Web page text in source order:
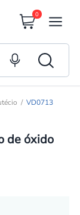
0
VD0713
de óxido